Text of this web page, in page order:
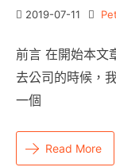
2019-07-11
前言 在開始本文
去公司的時候，
一個
Read More